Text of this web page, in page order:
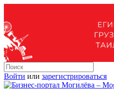
Войти или зарегистрироваться